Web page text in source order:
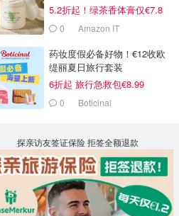
5.2折起！绿茶香体膏仅€7.8
0 Amazon IT
药妆度假必备好物！€12收欧
缇丽夏日旅行套装
6折起 旅行急救包€8.99
0 Boticinal
探亲访友签证保险 拒签全额退款